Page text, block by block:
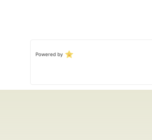
Powered by